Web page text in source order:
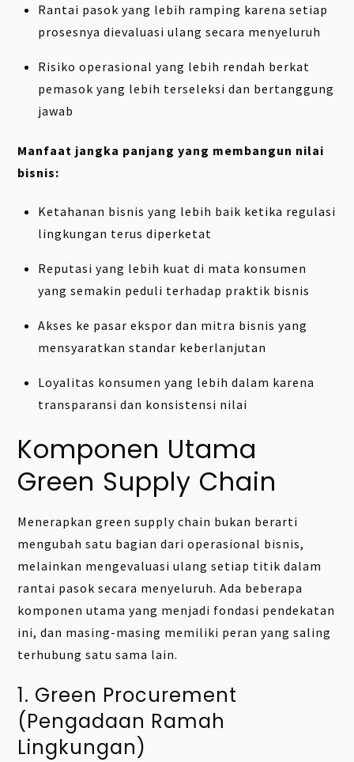
Rantai pasok yang lebih ramping karena setiap
prosesnya dievaluasi ulang secara menyeluruh
Risiko operasional yang lebih rendah berkat
pemasok yang lebih terseleksi dan bertanggung
jawab
Manfaat jangka panjang yang membangun nilai
bisnis:
Ketahanan bisnis yang lebih baik ketika regulasi
lingkungan terus diperketat
Reputasi yang lebih kuat di mata konsumen
yang semakin peduli terhadap praktik bisnis
Akses ke pasar ekspor dan mitra bisnis yang
mensyaratkan standar keberlanjutan
Loyalitas konsumen yang lebih dalam karena
transparansi dan konsistensi nilai
Komponen Utama
Green Supply Chain
Menerapkan green supply chain bukan berarti
mengubah satu bagian dari operasional bisnis,
melainkan mengevaluasi ulang setiap titik dalam
rantai pasok secara menyeluruh. Ada beberapa
komponen utama yang menjadi fondasi pendekatan
ini, dan masing-masing memiliki peran yang saling
terhubung satu sama lain.
1. Green Procurement
(Pengadaan Ramah
Lingkungan)